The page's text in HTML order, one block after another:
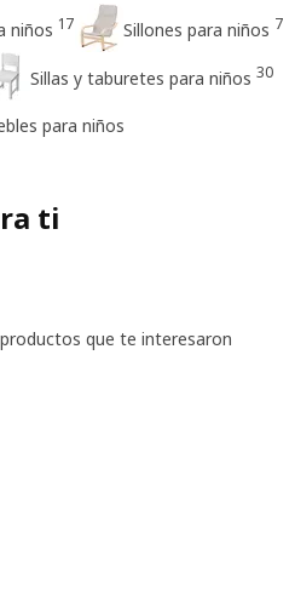
niños 17 Sillones para niños 7
Sillas y taburetes para niños 30
para niños
ti
que te interesaron